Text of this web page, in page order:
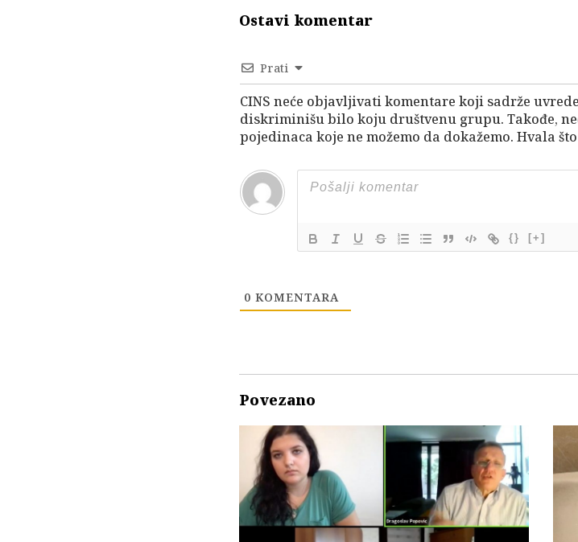
Ostavi komentar
Prati
CINS neće objavljivati komentare koji sadrže
diskriminišu bilo koju društvenu grupu. Takođe,
pojedinaca koje ne možemo da dokažemo. Hvala
{} [+]
0 KOMENTARA
Povezano